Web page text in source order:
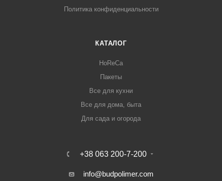
Политика конфиденциальности
КАТАЛОГ
HoReCa
Пакеты
Все для кухни
Все для дома, быта
Для сада и огорода
+38 063 200-7-200
info@budpolimer.com